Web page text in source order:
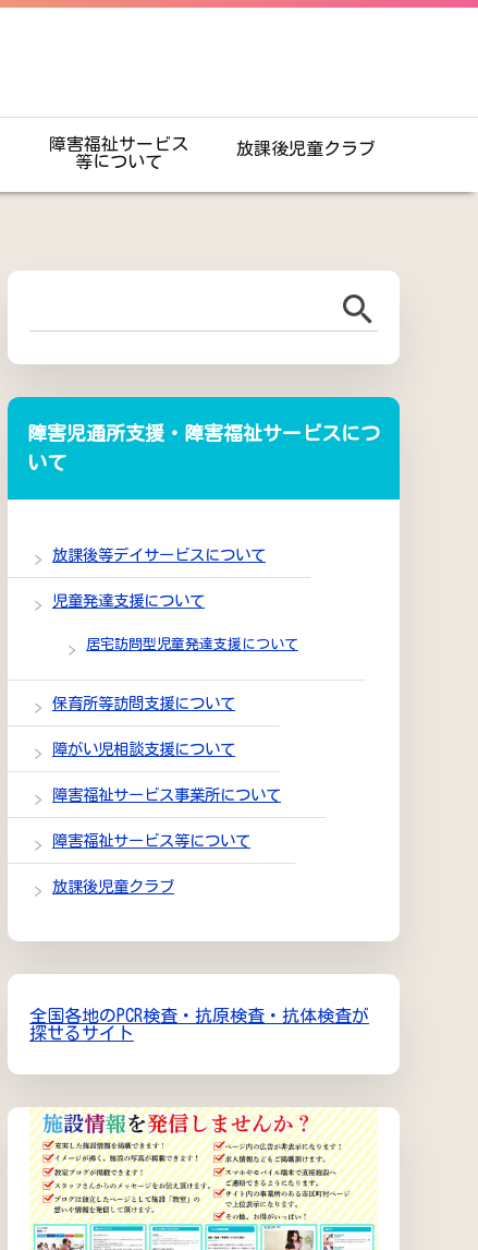
障害福祉サービス
等について
放課後児童クラブ
障害児通所支援・障害福祉サービスにつ
いて
放課後等デイサービスについて
児童発達支援について
居宅訪問型児童発達支援について
保育所等訪問支援について
障がい児相談支援について
障害福祉サービス事業所について
障害福祉サービス等について
放課後児童クラブ
全国各地のPCR検査・抗原検査・抗体検査が
探せるサイト